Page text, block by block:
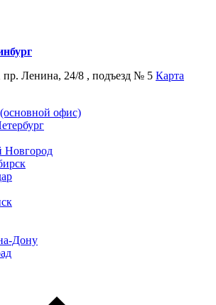
пр. Ленина, 24/8 , подъезд № 5 Карта
офис)
Дону